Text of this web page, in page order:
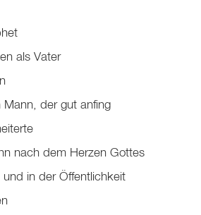
als Vater
Mann, der gut anfing
nach dem Herzen Gottes
in der Öffentlichkeit